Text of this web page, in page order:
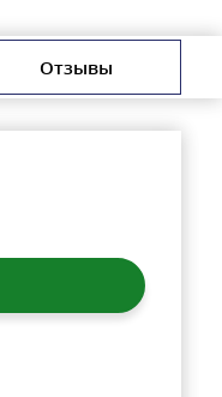
Отзывы